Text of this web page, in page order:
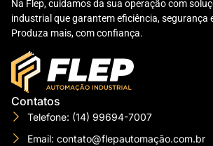
Na Flep, cuidamos da sua operação com
industrial que garantem eficiência, segurança
Produza mais, com confiança.
Contatos
Telefone: (14) 99694-7007
Email: contato@flepautomação.com.br